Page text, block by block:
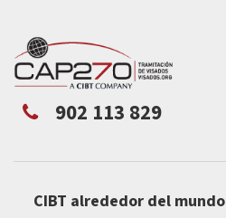
902 113 829
CIBT alrededor del mundo